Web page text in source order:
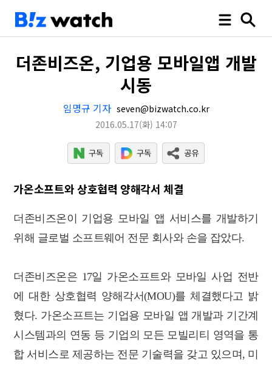
더존비즈온, 기업용 모바일앱 개발
시동
임명규 기자 seven@bizwatch.co.kr
2016.05.17(화) 14:07
가온소프트와 상호협력 양해각서 체결
더존비즈온이 기업용 모바일 앱 서비스를 개발하기
위해 글로벌 소프트웨어 전문 회사와 손을 잡았다.
더존비즈온은 17일 가온소프트와 모바일 사업 전반
에 대한 상호협력 양해각서(MOU)를 체결했다고 밝
혔다. 가온소프트는 기업용 모바일 앱 개발과 기간계
시스템과의 연동 등 기업의 모든 모빌리티 영역을 통
합 서비스로 제공하는 전문 기술력을 갖고 있으며, 미